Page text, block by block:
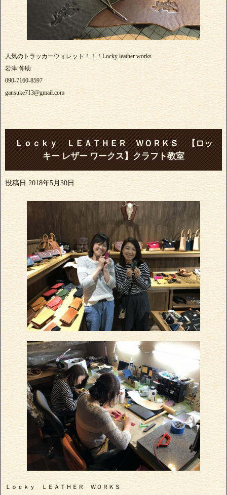
人気のトラッカーウォレット！！！Locky leather works
岩津 伸助
090-7160-8597
gansuke713@gmail.com
Ｌｏｃｋｙ ＬＥＡＴＨＥＲ ＷＯＲＫＳ 【ロッ
キー レザー ワークス】クラフト教室
投稿日 2018年5月30日
Ｌｏｃｋｙ ＬＥＡＴＨＥＲ ＷＯＲＫＳ